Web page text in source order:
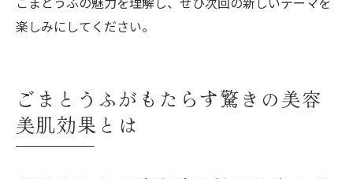
楽しみにしてください。
ごまとうふがもたらす驚きの美容
美肌効果とは